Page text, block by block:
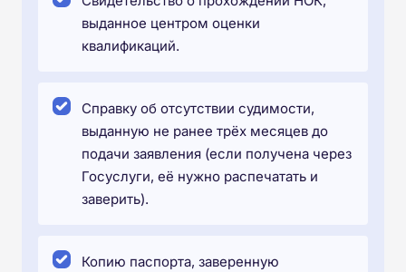
выданное центром оценки
квалификаций.
Справку об отсутствии судимости,
выданную не ранее трёх месяцев до
подачи заявления (если получена через
Госуслуги, её нужно распечатать и
заверить).
Копию паспорта, заверенную